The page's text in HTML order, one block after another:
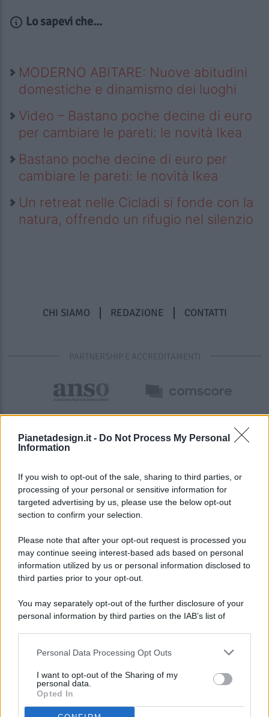
Pianetadesign.it - Do Not Process My Personal
Information
If you wish to opt-out of the sale, sharing to third parties, or
processing of your personal or sensitive information for
targeted advertising by us, please use the below opt-out
section to confirm your selection.
Please note that after your opt-out request is processed you
may continue seeing interest-based ads based on personal
information utilized by us or personal information disclosed to
third parties prior to your opt-out.
You may separately opt-out of the further disclosure of your
personal information by third parties on the IAB’s list of
This information may also be disclosed by us to third parties
disclose it to other third parties.
Personal Data Processing Opt Outs
I want to opt-out of the Sharing of my
personal data.
Opted In
Lo sapevi che...
MODERNO ABITARE: Nuove abitudini
domestiche e dinamismo dei luoghi
Video – Bastano poche decine di euro
per cambiare le pareti: le novità Ikea
Bastano poche decine di euro per
cambiare le pareti: le novità Ikea
Un retreat nelle Cicladi si fonde con la
natura, offrendo un rifugio nel silenzio
CHI SIAMO REDAZIONE CONTATTI
PARTNERSHIP E ACCREDITAMENTI
© 2026 - Pianeta Design - P.IVA 04827280654 - Testata
Registrata Al Tribunale Di Nocera Inferiore N. 8/2020 - RG N.
ISCRIZIONE AL ROC N. 35792 – ISCRITTA ALL’ANSO
(ASSOCIAZIONE NAZIONALE STAMPA ONLINE)
PREFERENZE PRIVACY